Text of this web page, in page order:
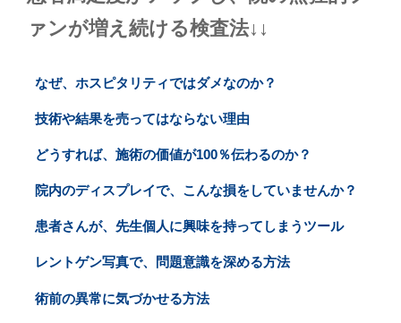
ァンが増え続ける検査法↓↓
なぜ、ホスピタリティではダメなのか？
技術や結果を売ってはならない理由
どうすれば、施術の価値が100％伝わるのか？
院内のディスプレイで、こんな損をしていませんか？
患者さんが、先生個人に興味を持ってしまうツール
レントゲン写真で、問題意識を深める方法
術前の異常に気づかせる方法